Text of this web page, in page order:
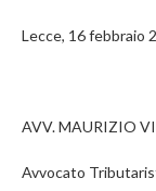
Lecce, 16 febbraio
AVV. MAURIZIO
Avvocato